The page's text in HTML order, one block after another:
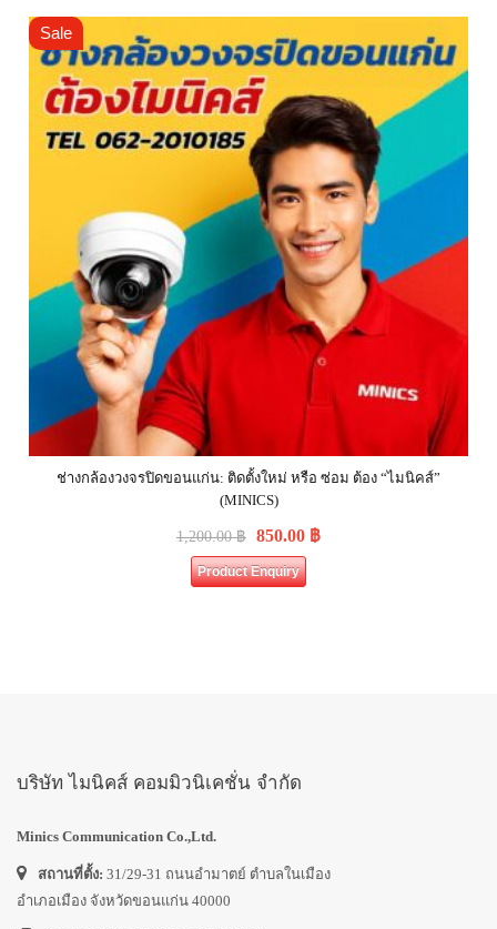
Sale
ช่างกล้องวงจรปิดขอนแก่น: ติดตั้งใหม่ หรือ ซ่อม ต้อง “ไมนิคส์”
(MINICS)
1,200.00฿ 850.00 ฿
Product Enquiry
บริษัท ไมนิคส์ คอมมิวนิเคชั่น จำกัด
Minics Communication Co.,Ltd.
สถานที่ตั้ง: 31/29-31 ถนนอำมาตย์ ตำบลในเมือง
อำเภอเมือง จังหวัดขอนแก่น 40000